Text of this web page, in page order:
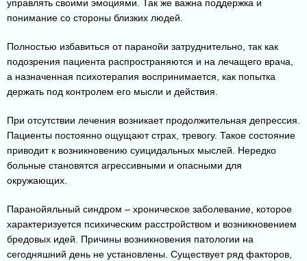
управлять своими эмоциями. Так же важна поддержка и
понимание со стороны близких людей.
Полностью избавиться от паранойи затруднительно, так как
подозрения пациента распространяются и на лечащего врача,
а назначенная психотерапия воспринимается, как попытка
держать под контролем его мысли и действия.
При отсутствии лечения возникает продолжительная депрессия.
Пациенты постоянно ощущают страх, тревогу. Такое состояние
приводит к возникновению суицидальных мыслей. Нередко
больные становятся агрессивными и опасными для
окружающих.
Паранойяльный синдром – хроническое заболевание, которое
характеризуется психическим расстройством и возникновением
бредовых идей. Причины возникновения патологии на
сегодняшний день не установлены. Существует ряд факторов,